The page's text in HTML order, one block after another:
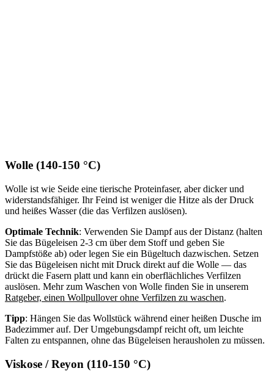
Wolle (140-150 °C)
Wolle ist wie Seide eine tierische Proteinfaser, aber dicker und
widerstandsfähiger. Ihr Feind ist weniger die Hitze als der Druck
und heißes Wasser (die das Verfilzen auslösen).
Optimale Technik: Verwenden Sie Dampf aus der Distanz (halten
Sie das Bügeleisen 2-3 cm über dem Stoff und geben Sie
Dampfstöße ab) oder legen Sie ein Bügeltuch dazwischen. Setzen
Sie das Bügeleisen nicht mit Druck direkt auf die Wolle — das
drückt die Fasern platt und kann ein oberflächliches Verfilzen
auslösen. Mehr zum Waschen von Wolle finden Sie in unserem
Ratgeber, einen Wollpullover ohne Verfilzen zu waschen.
Tipp: Hängen Sie das Wollstück während einer heißen Dusche im
Badezimmer auf. Der Umgebungsdampf reicht oft, um leichte
Falten zu entspannen, ohne das Bügeleisen herausholen zu müssen.
Viskose / Reyon (110-150 °C)